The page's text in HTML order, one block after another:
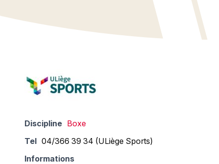
Discipline Boxe
Tel 04/366 39 34 (ULiège Sports)
Informations